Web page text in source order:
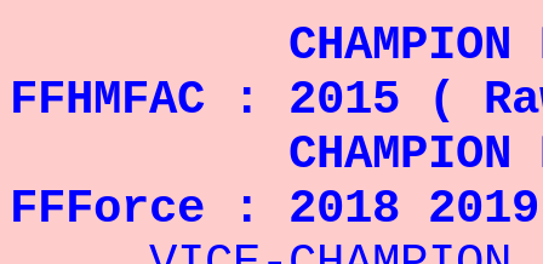
CHAMPION DE
FFHMFAC : 2015 (
CHAMPION DE
FFForce : 2018